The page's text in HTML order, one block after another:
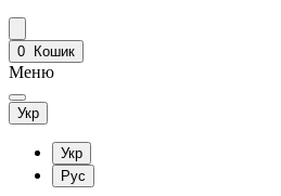
0 Кошик
Меню
Укр
Укр
Рус